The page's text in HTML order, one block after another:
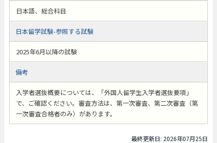
日本語、総合科目
日本留学試験-参照する試験
2025年6月以降の試験
備考
入学者選抜概要については、「外国人留学生入学者選抜要項」
で、ご確認ください。審査方法は、第一次審査、第二次審査（第
一次審査合格者のみ）があります。
最終更新日: 2026年07月25日